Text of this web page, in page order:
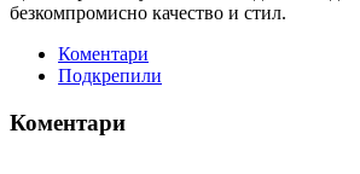
безкомпромисно качество и стил.
Коментари
Подкрепили
Коментари